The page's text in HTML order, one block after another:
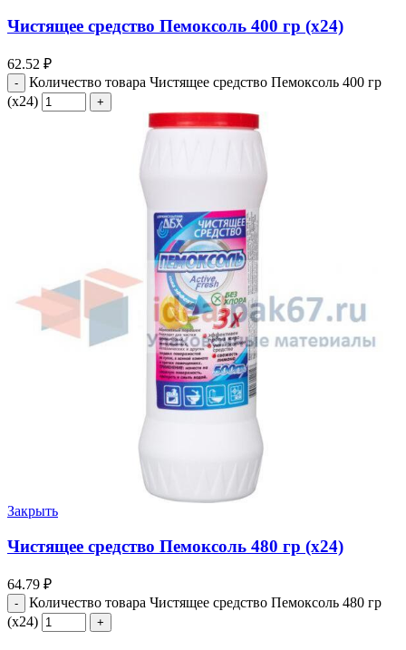
Чистящее средство Пемоксоль 400 гр (х24)
62.52 ₽
Количество товара Чистящее средство Пемоксоль 400 гр
(х24)
Закрыть
Чистящее средство Пемоксоль 480 гр (х24)
64.79 ₽
Количество товара Чистящее средство Пемоксоль 480 гр
(х24)